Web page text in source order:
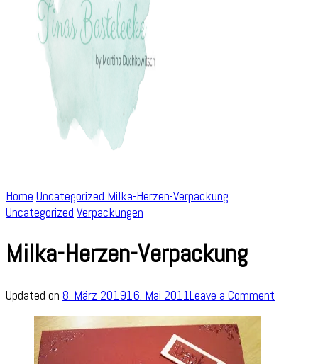
Home Uncategorized Milka-Herzen-Verpackung
Uncategorized Verpackungen
Milka-Herzen-Verpackung
Updated on 8. März 201916. Mai 2011Leave a Comment